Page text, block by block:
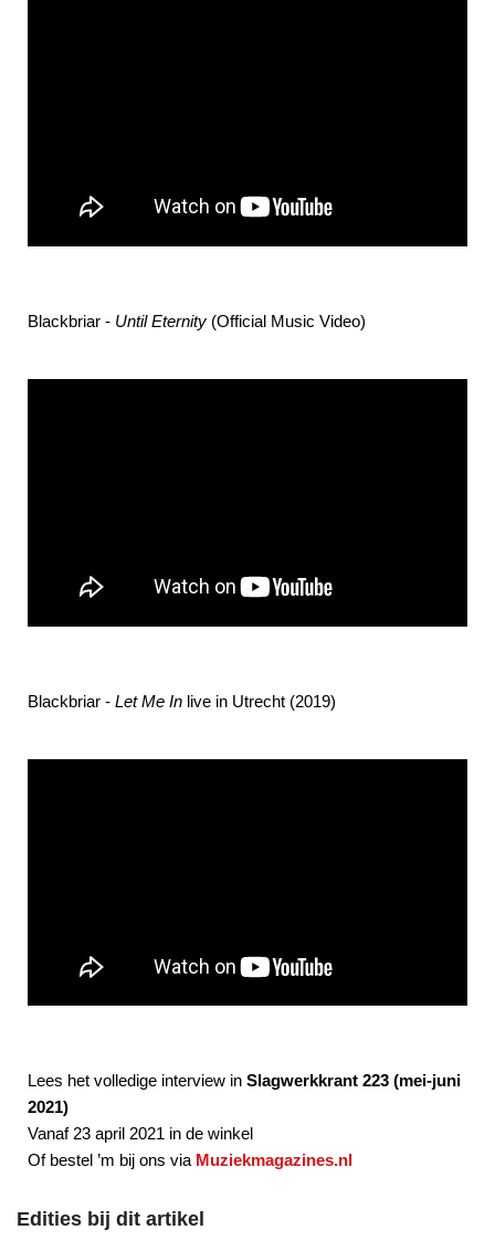
Blackbriar - Until Eternity (Official Music Video)
Blackbriar - Let Me In live in Utrecht (2019)
Lees het volledige interview in Slagwerkkrant 223 (mei-juni
2021)
Vanaf 23 april 2021 in de winkel
Of bestel ’m bij ons via Muziekmagazines.nl
Edities bij dit artikel